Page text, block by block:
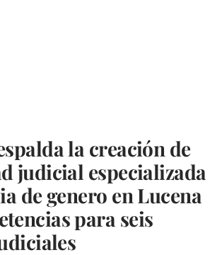
la creación de
judicial especializada
de genero en Lucena
para seis